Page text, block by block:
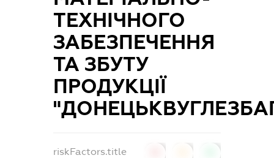
ТЕХНІЧНОГО
ЗАБЕЗПЕЧЕННЯ
ТА ЗБУТУ
ПРОДУКЦІЇ
riskFactors.title